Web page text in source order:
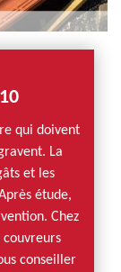
qui doivent
La
et les
étude,
Chez
couvreurs
conseiller